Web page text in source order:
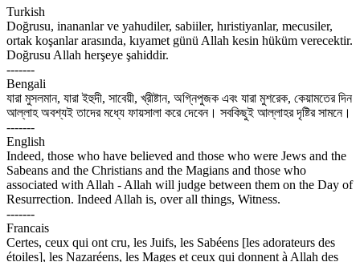
Turkish
Doğrusu, inananlar ve yahudiler, sabiiler, hıristiyanlar, mecusiler,
ortak koşanlar arasında, kıyamet günü Allah kesin hüküm verecektir.
Doğrusu Allah herşeye şahiddir.
-------
Bengali
যারা মুসলমান, যারা ইহুদী, সাবেয়ী, খ্রীষ্টান, অগ্নিপুজক এবং যারা মুশরেক, কেয়ামতের দিন
আল্লাহ অবশ্যই তাদের মধ্যে ফায়সালা করে দেবেন। সবকিছুই আল্লাহর দৃষ্টির সামনে।
-------
English
Indeed, those who have believed and those who were Jews and the
Sabeans and the Christians and the Magians and those who
associated with Allah - Allah will judge between them on the Day of
Resurrection. Indeed Allah is, over all things, Witness.
-------
Francais
Certes, ceux qui ont cru, les Juifs, les Sabéens [les adorateurs des
étoiles], les Nazaréens, les Mages et ceux qui donnent à Allah des